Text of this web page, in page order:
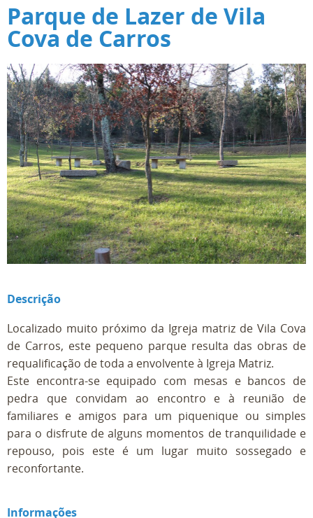
Parque de Lazer de Vila
Cova de Carros
Descrição
Localizado muito próximo da Igreja matriz de Vila Cova
de Carros, este pequeno parque resulta das obras de
requalificação de toda a envolvente à Igreja Matriz.
Este encontra-se equipado com mesas e bancos de
pedra que convidam ao encontro e à reunião de
familiares e amigos para um piquenique ou simples
para o disfrute de alguns momentos de tranquilidade e
repouso, pois este é um lugar muito sossegado e
reconfortante.
Informações